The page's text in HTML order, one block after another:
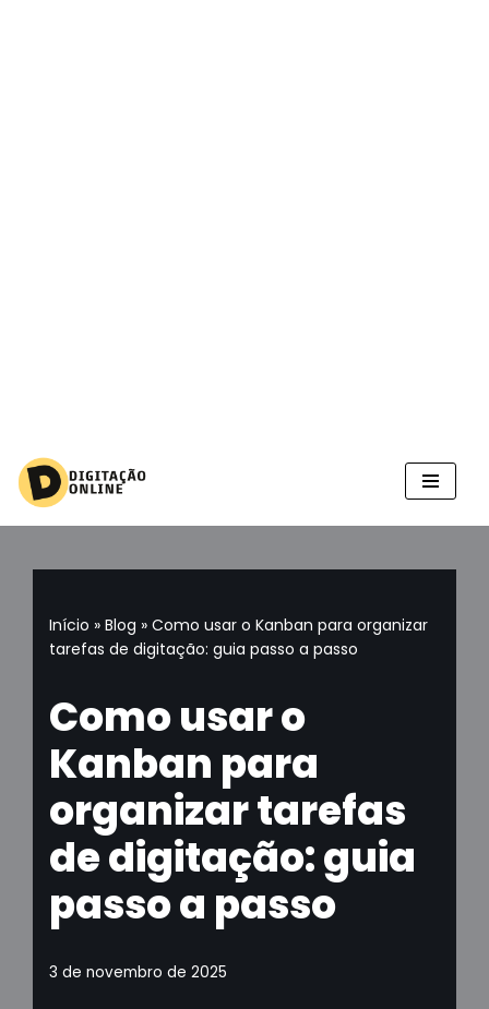
Pular
para
conteúdo
Início » Blog » Como usar o Kanban para organizar
tarefas de digitação: guia passo a passo
Como usar o
Kanban para
organizar tarefas
de digitação: guia
passo a passo
3 de novembro de 2025